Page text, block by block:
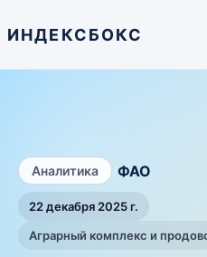
ИНДЕКСБОКС
Аналитика ФАО
22 декабря 2025 г.
Аграрный комплекс и